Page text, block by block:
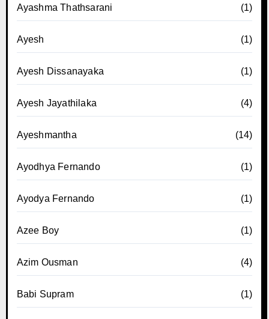
Ayashma Thathsarani (1)
Ayesh (1)
Ayesh Dissanayaka (1)
Ayesh Jayathilaka (4)
Ayeshmantha (14)
Ayodhya Fernando (1)
Ayodya Fernando (1)
Azee Boy (1)
Azim Ousman (4)
Babi Supram (1)